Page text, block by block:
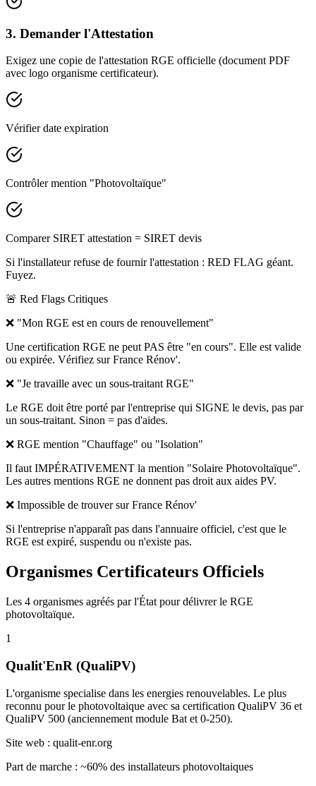
3. Demander l'Attestation
Exigez une copie de l'attestation RGE officielle (document PDF
avec logo organisme certificateur).
Vérifier date expiration
Contrôler mention "Photovoltaïque"
Comparer SIRET attestation = SIRET devis
Si l'installateur refuse de fournir l'attestation : RED FLAG géant.
Fuyez.
🚨 Red Flags Critiques
❌ "Mon RGE est en cours de renouvellement"
Une certification RGE ne peut PAS être "en cours". Elle est valide
ou expirée. Vérifiez sur France Rénov'.
❌ "Je travaille avec un sous-traitant RGE"
Le RGE doit être porté par l'entreprise qui SIGNE le devis, pas par
un sous-traitant. Sinon = pas d'aides.
❌ RGE mention "Chauffage" ou "Isolation"
Il faut IMPÉRATIVEMENT la mention "Solaire Photovoltaïque".
Les autres mentions RGE ne donnent pas droit aux aides PV.
❌ Impossible de trouver sur France Rénov'
Si l'entreprise n'apparaît pas dans l'annuaire officiel, c'est que le
RGE est expiré, suspendu ou n'existe pas.
Organismes Certificateurs Officiels
Les 4 organismes agréés par l'État pour délivrer le RGE
photovoltaïque.
1
Qualit'EnR (QualiPV)
L'organisme specialise dans les energies renouvelables. Le plus
reconnu pour le photovoltaique avec sa certification QualiPV 36 et
QualiPV 500 (anciennement module Bat et 0-250).
Site web : qualit-enr.org
Part de marche : ~60% des installateurs photovoltaiques